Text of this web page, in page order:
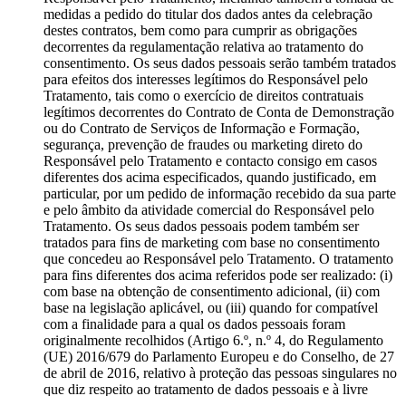
medidas a pedido do titular dos dados antes da celebração
destes contratos, bem como para cumprir as obrigações
decorrentes da regulamentação relativa ao tratamento do
consentimento. Os seus dados pessoais serão também tratados
para efeitos dos interesses legítimos do Responsável pelo
Tratamento, tais como o exercício de direitos contratuais
legítimos decorrentes do Contrato de Conta de Demonstração
ou do Contrato de Serviços de Informação e Formação,
segurança, prevenção de fraudes ou marketing direto do
Responsável pelo Tratamento e contacto consigo em casos
diferentes dos acima especificados, quando justificado, em
particular, por um pedido de informação recebido da sua parte
e pelo âmbito da atividade comercial do Responsável pelo
Tratamento. Os seus dados pessoais podem também ser
tratados para fins de marketing com base no consentimento
que concedeu ao Responsável pelo Tratamento. O tratamento
para fins diferentes dos acima referidos pode ser realizado: (i)
com base na obtenção de consentimento adicional, (ii) com
base na legislação aplicável, ou (iii) quando for compatível
com a finalidade para a qual os dados pessoais foram
originalmente recolhidos (Artigo 6.º, n.º 4, do Regulamento
(UE) 2016/679 do Parlamento Europeu e do Conselho, de 27
de abril de 2016, relativo à proteção das pessoas singulares no
que diz respeito ao tratamento de dados pessoais e à livre